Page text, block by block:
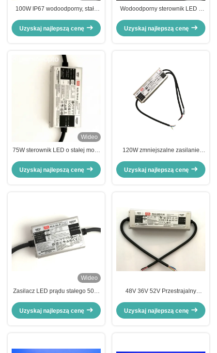
100W IP67 wodoodporny, stały
prądem wyjściowym
Uzyskaj najlepszą cenę
Wodoodporny sterownik LED o
wydajnością ≥90%
Uzyskaj najlepszą cenę
Wideo
75W sterownik LED o stałej mocy
zastosowań oświetleniowych
Uzyskaj najlepszą cenę
120W zmniejszalne zasilanie
Uzyskaj najlepszą cenę
Wideo
Zasilacz LED prądu stałego 50W
Sterowniki do lamp LED
Uzyskaj najlepszą cenę
48V 36V 52V Przestrajalny
Zabezpieczenia przed zwarciem
Uzyskaj najlepszą cenę